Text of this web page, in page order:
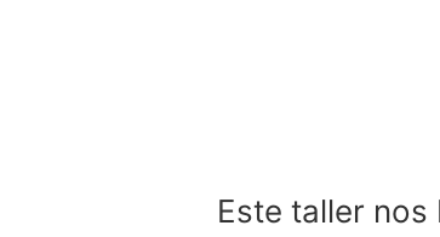
Este taller